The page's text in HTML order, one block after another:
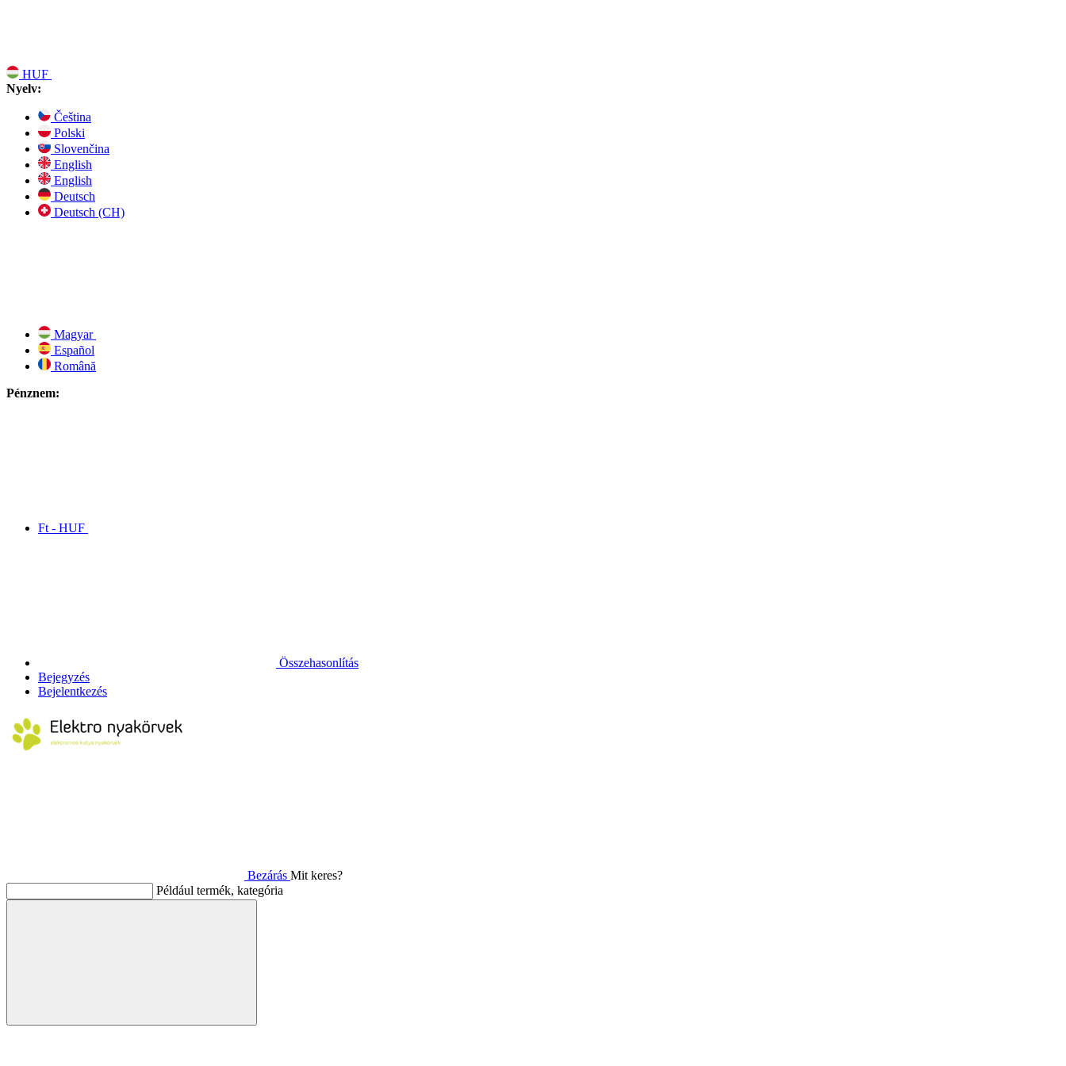
HUF
Nyelv:
Čeština
Polski
Slovenčina
English
English
Deutsch
Deutsch (CH)
Magyar
Español
Română
Pénznem:
Ft - HUF
Összehasonlítás
Bejegyzés
Bejelentkezés
Bezárás Mit keres?
Például termék, kategória